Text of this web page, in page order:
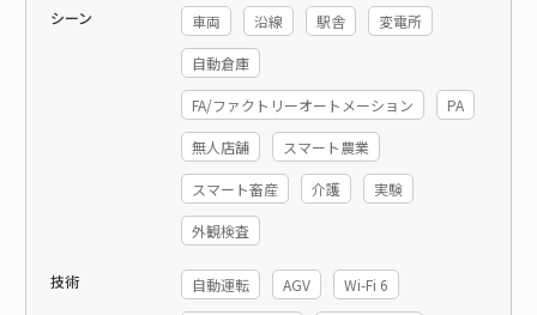
シーン 車両 沿線 駅舎 変電所
自動倉庫
FA/ファクトリーオートメーション PA
無人店舗 スマート農業
スマート畜産 介護 実験
外観検査
技術 自動運転 AGV Wi-Fi 6